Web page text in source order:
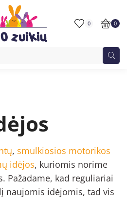
0 0
, smulkiosios motorikos
idėjos, kuriomis norime
Pažadame, kad reguliariai
naujomis idėjomis, tad vis